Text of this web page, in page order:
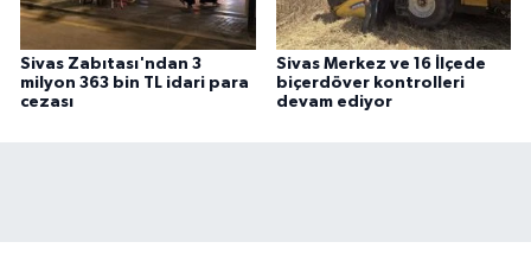
Sivas Zabıtası'ndan 3
milyon 363 bin TL idari para
cezası
Sivas Merkez ve 16 İlçede
biçerdöver kontrolleri
devam ediyor